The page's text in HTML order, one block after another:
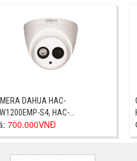
DAHUA HAC-
S4, HAC-
S4
700.000VNĐ